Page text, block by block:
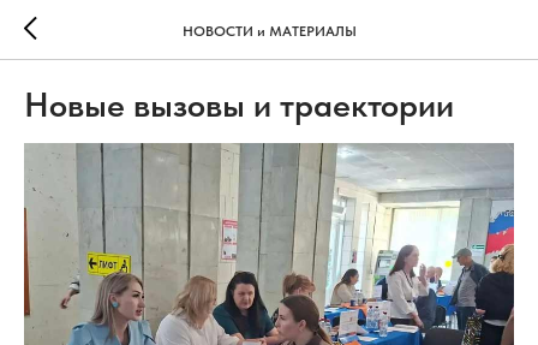
НОВОСТИ и МАТЕРИАЛЫ
Новые вызовы и траектории